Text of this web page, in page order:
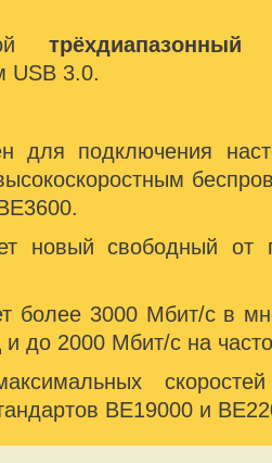
трёхдиапазонный
USB 3.0.
для подключения
новый свободный от
более 3000 Мбит/с в
и до 2000 Мбит/с на
BE19000 и